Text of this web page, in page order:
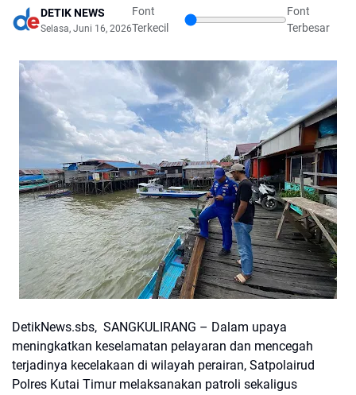
DETIK NEWS
Selasa, Juni 16, 2026
Font
Terkecil
Font
Terbesar
DetikNews.sbs, SANGKULIRANG – Dalam upaya
meningkatkan keselamatan pelayaran dan mencegah
terjadinya kecelakaan di wilayah perairan, Satpolairud
Polres Kutai Timur melaksanakan patroli sekaligus